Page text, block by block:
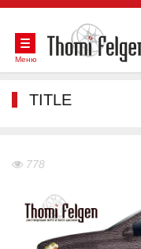
Меню
TITLE
778